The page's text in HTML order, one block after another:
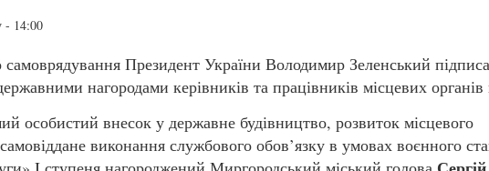
- 14:00
Президент України Володимир Зеленський
нагородами керівників та працівників місцевих органів
особистий внесок у державне будівництво, розвиток місцевого
виконання службового обов’язку в умовах воєнного